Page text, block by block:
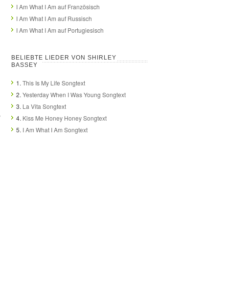
I Am What I Am auf Französisch
I Am What I Am auf Russisch
I Am What I Am auf Portugiesisch
BELIEBTE LIEDER VON SHIRLEY
BASSEY
1. This Is My Life Songtext
2. Yesterday When I Was Young Songtext
3. La Vita Songtext
4. Kiss Me Honey Honey Songtext
5. I Am What I Am Songtext